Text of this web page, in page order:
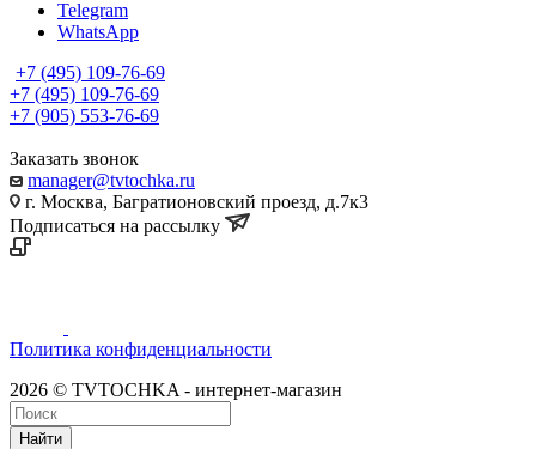
Telegram
WhatsApp
+7 (495) 109-76-69
+7 (495) 109-76-69
+7 (905) 553-76-69
Заказать звонок
manager@tvtochka.ru
г. Москва, Багратионовский проезд, д.7к3
Подписаться на рассылку
Политика конфиденциальности
2026 © TVTOCHKA - интернет-магазин
Найти